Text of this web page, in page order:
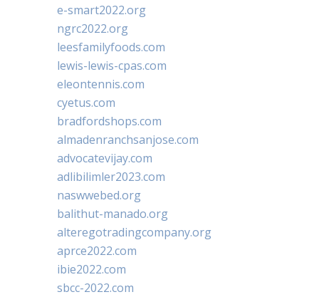
e-smart2022.org
ngrc2022.org
leesfamilyfoods.com
lewis-lewis-cpas.com
eleontennis.com
cyetus.com
bradfordshops.com
almadenranchsanjose.com
advocatevijay.com
adlibilimler2023.com
naswwebed.org
balithut-manado.org
alteregotradingcompany.org
aprce2022.com
ibie2022.com
sbcc-2022.com